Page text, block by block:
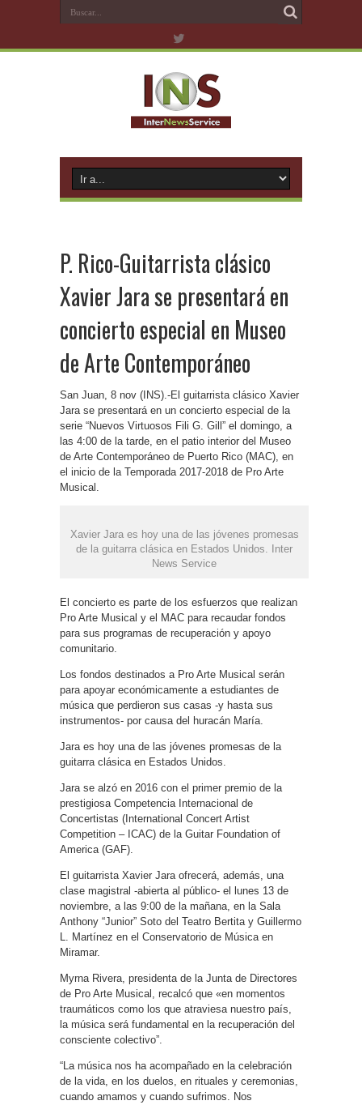
P. Rico-Guitarrista clásico
Xavier Jara se presentará en
concierto especial en Museo
de Arte Contemporáneo
San Juan, 8 nov (INS).-El guitarrista clásico Xavier
Jara se presentará en un concierto especial de la
serie “Nuevos Virtuosos Fili G. Gill” el domingo, a
las 4:00 de la tarde, en el patio interior del Museo
de Arte Contemporáneo de Puerto Rico (MAC), en
el inicio de la Temporada 2017-2018 de Pro Arte
Musical.
Xavier Jara es hoy una de las jóvenes promesas
de la guitarra clásica en Estados Unidos. Inter
News Service
El concierto es parte de los esfuerzos que realizan
Pro Arte Musical y el MAC para recaudar fondos
para sus programas de recuperación y apoyo
comunitario.
Los fondos destinados a Pro Arte Musical serán
para apoyar económicamente a estudiantes de
música que perdieron sus casas -y hasta sus
instrumentos- por causa del huracán María.
Jara es hoy una de las jóvenes promesas de la
guitarra clásica en Estados Unidos.
Jara se alzó en 2016 con el primer premio de la
prestigiosa Competencia Internacional de
Concertistas (International Concert Artist
Competition – ICAC) de la Guitar Foundation of
America (GAF).
El guitarrista Xavier Jara ofrecerá, además, una
clase magistral -abierta al público- el lunes 13 de
noviembre, a las 9:00 de la mañana, en la Sala
Anthony “Junior” Soto del Teatro Bertita y Guillermo
L. Martínez en el Conservatorio de Música en
Miramar.
Myrna Rivera, presidenta de la Junta de Directores
de Pro Arte Musical, recalcó que «en momentos
traumáticos como los que atraviesa nuestro país,
la música será fundamental en la recuperación del
consciente colectivo”.
“La música nos ha acompañado en la celebración
de la vida, en los duelos, en rituales y ceremonias,
cuando amamos y cuando sufrimos. Nos